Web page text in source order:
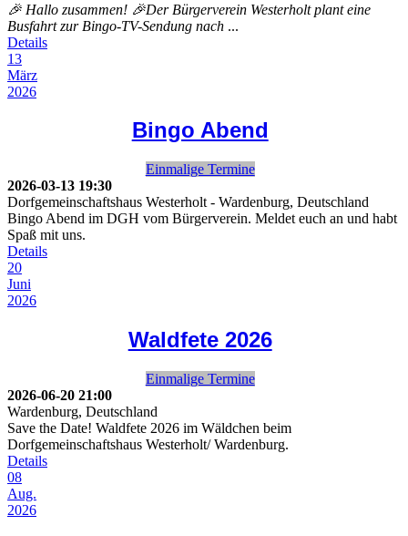
🎉 Hallo zusammen! 🎉Der Bürgerverein Westerholt plant eine
Busfahrt zur Bingo-TV-Sendung nach ...
Details
13
März
2026
Bingo Abend
Einmalige Termine
2026-03-13 19:30
Dorfgemeinschaftshaus Westerholt - Wardenburg, Deutschland
Bingo Abend im DGH vom Bürgerverein. Meldet euch an und habt
Spaß mit uns.
Details
20
Juni
2026
Waldfete 2026
Einmalige Termine
2026-06-20 21:00
Wardenburg, Deutschland
Save the Date! Waldfete 2026 im Wäldchen beim
Dorfgemeinschaftshaus Westerholt/ Wardenburg.
Details
08
Aug.
2026